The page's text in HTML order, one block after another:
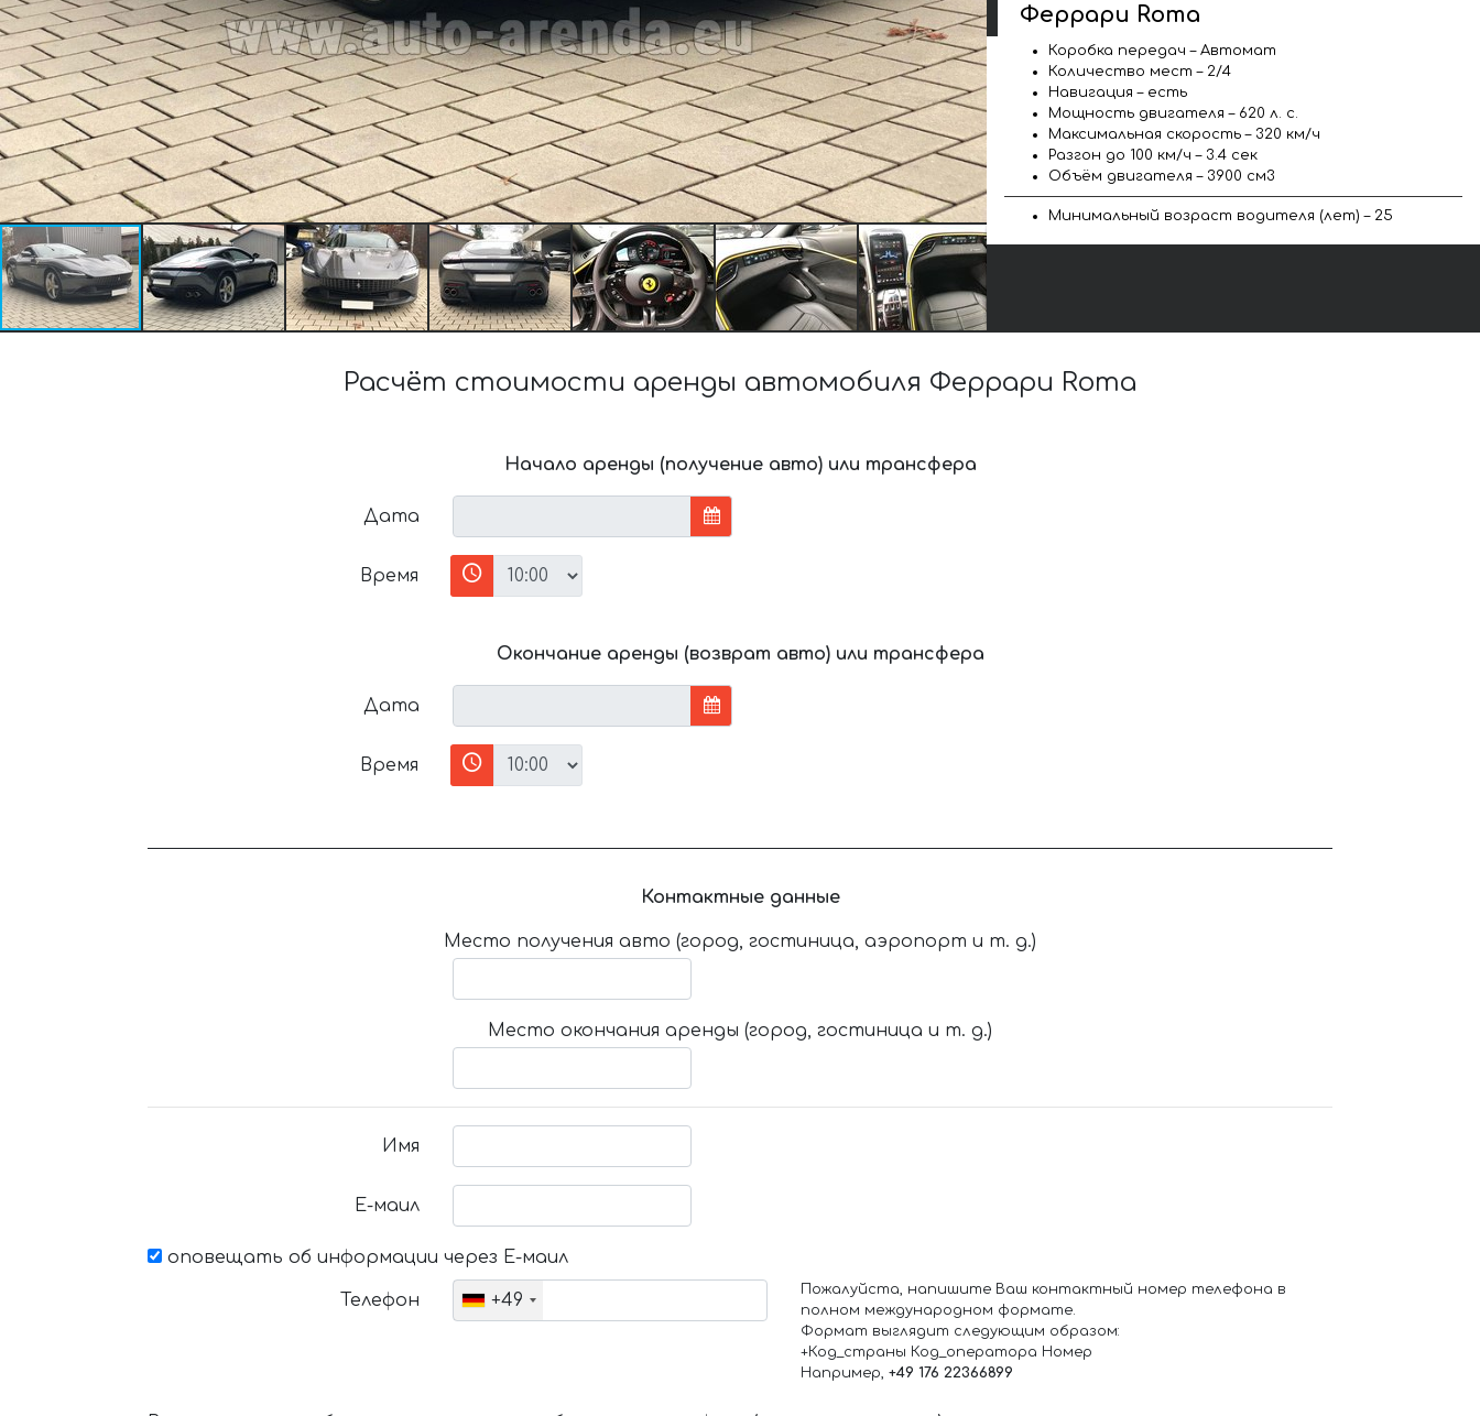
Феррари Roma
Коробка передач – Автомат
Количество мест – 2/4
Навигация – есть
Мощность двигателя – 620 л. с.
Максимальная скорость – 320 км/ч
Разгон до 100 км/ч – 3.4 сек
Объём двигателя – 3900 см3
Минимальный возраст водителя (лет) – 25
Расчёт стоимости аренды автомобиля Феррари Roma
Начало аренды (получение авто) или трансфера
Дата
Время
Окончание аренды (возврат авто) или трансфера
Дата
Время
Контактные данные
Место получения авто (город, гостиница, аэропорт и т. д.)
Место окончания аренды (город, гостиница и т. д.)
Имя
Е-маил
оповещать об информации через Е-маил
Телефон +49
Пожалуйста, напишите Ваш контактный номер телефона в
полном международном формате.
Формат выглядит следующим образом:
+Код_страны Код_оператора Номер
Например, +49 176 22366899